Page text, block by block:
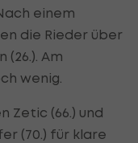
einem
die Rieder über
Am
wenig.
Zetic (66.) und
(70.) für klare